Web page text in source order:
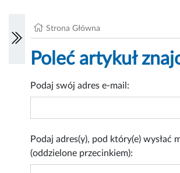
Strona Główna
Poleć artykuł
Podaj swój adres e-mail:
Podaj adres(y), pod który(e) wysłać
(oddzielone przecinkiem):